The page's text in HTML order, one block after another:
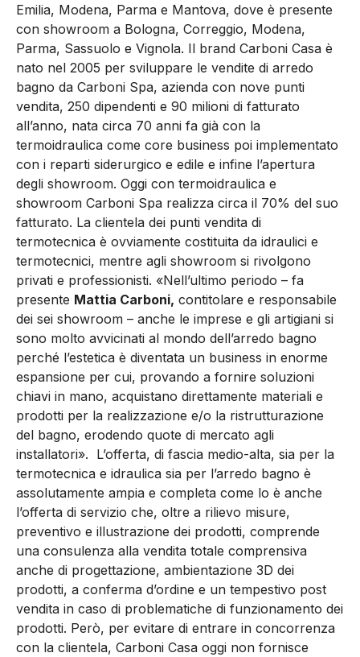
Emilia, Modena, Parma e Mantova, dove è presente
con showroom a Bologna, Correggio, Modena,
Parma, Sassuolo e Vignola. Il brand Carboni Casa è
nato nel 2005 per sviluppare le vendite di arredo
bagno da Carboni Spa, azienda con nove punti
vendita, 250 dipendenti e 90 milioni di fatturato
all’anno, nata circa 70 anni fa già con la
termoidraulica come core business poi implementato
con i reparti siderurgico e edile e infine l’apertura
degli showroom. Oggi con termoidraulica e
showroom Carboni Spa realizza circa il 70% del suo
fatturato. La clientela dei punti vendita di
termotecnica è ovviamente costituita da idraulici e
termotecnici, mentre agli showroom si rivolgono
privati e professionisti. «Nell’ultimo periodo – fa
presente Mattia Carboni, contitolare e responsabile
dei sei showroom – anche le imprese e gli artigiani si
sono molto avvicinati al mondo dell’arredo bagno
perché l’estetica è diventata un business in enorme
espansione per cui, provando a fornire soluzioni
chiavi in mano, acquistano direttamente materiali e
prodotti per la realizzazione e/o la ristrutturazione
del bagno, erodendo quote di mercato agli
installatori». L’offerta, di fascia medio-alta, sia per la
termotecnica e idraulica sia per l’arredo bagno è
assolutamente ampia e completa come lo è anche
l’offerta di servizio che, oltre a rilievo misure,
preventivo e illustrazione dei prodotti, comprende
una consulenza alla vendita totale comprensiva
anche di progettazione, ambientazione 3D dei
prodotti, a conferma d’ordine e un tempestivo post
vendita in caso di problematiche di funzionamento dei
prodotti. Però, per evitare di entrare in concorrenza
con la clientela, Carboni Casa oggi non fornisce